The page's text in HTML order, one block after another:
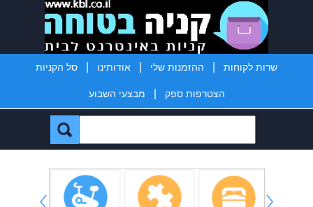
סל הקניות אודותינו ההזמנות שלי שרות לקוחות
מבצעי השבוע הצטרפות ספק